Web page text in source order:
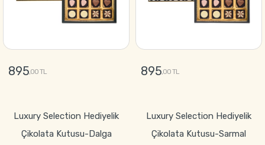
895,00 TL 895,00 TL
Luxury Selection Hediyelik
Çikolata Kutusu-Dalga
Luxury Selection Hediyelik
Çikolata Kutusu-Sarmal